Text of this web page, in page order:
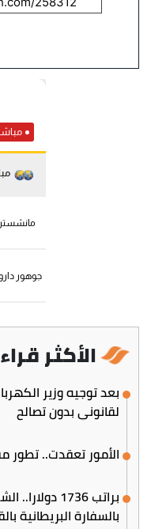
الأكثر
بعد توجيه وزير
لقانوني بدون تصالح
الأمور تعقدت.. تطور
براتب 1736
بالسفارة البريطانية